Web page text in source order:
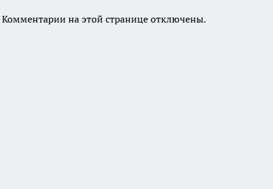
Комментарии на этой странице отключены.